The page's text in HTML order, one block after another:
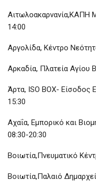
Αιτωλοακαρνανία,ΚΑΠΗ
14:00
Αργολίδα, Κέντρο
Αρκαδία, Πλατεία Αγίου
Άρτα, ISO BOX- Είσοδος
15:30
Αχαΐα, Εμπορικό και
08:30-20:30
Βοιωτία,Πνευματικό
Βοιωτία,Παλαιό